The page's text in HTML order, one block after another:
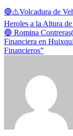
🔴⚠️Volcadura de
Heroles a la Altura
🔵 Romina
Financiera en
Financieros”